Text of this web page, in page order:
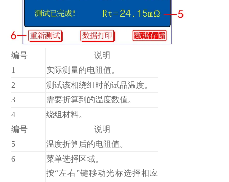
编号
说明
1
实际测量的电阻值。
2
测试该相绕组时的试品温度。
3
需要折算到的温度数值。
4
绕组材料。
编号
说明
5
温度折算后的电阻值。
6
菜单选择区域。
按“左右”键移动光标选择相应